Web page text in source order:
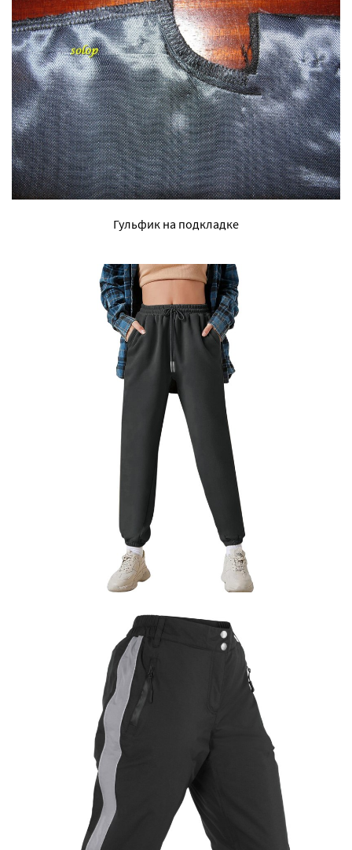
Гульфик на подкладке